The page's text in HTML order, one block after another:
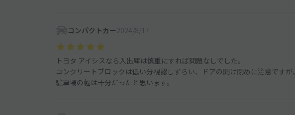
コンパクトカー 2024/8/17
トヨタ アイシスなら入出庫は慎重にすれば問題なしでした。
コンクリートブロックは低い分視認しずらい、ドアの開け閉めに注意ですが、
駐車場の幅は十分だったと思います。